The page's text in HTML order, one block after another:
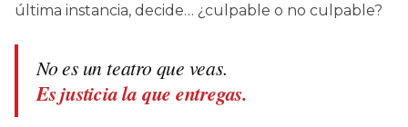
última instancia, decide… ¿culpable o no culpable?
No es un teatro que veas.
Es justicia la que entregas.